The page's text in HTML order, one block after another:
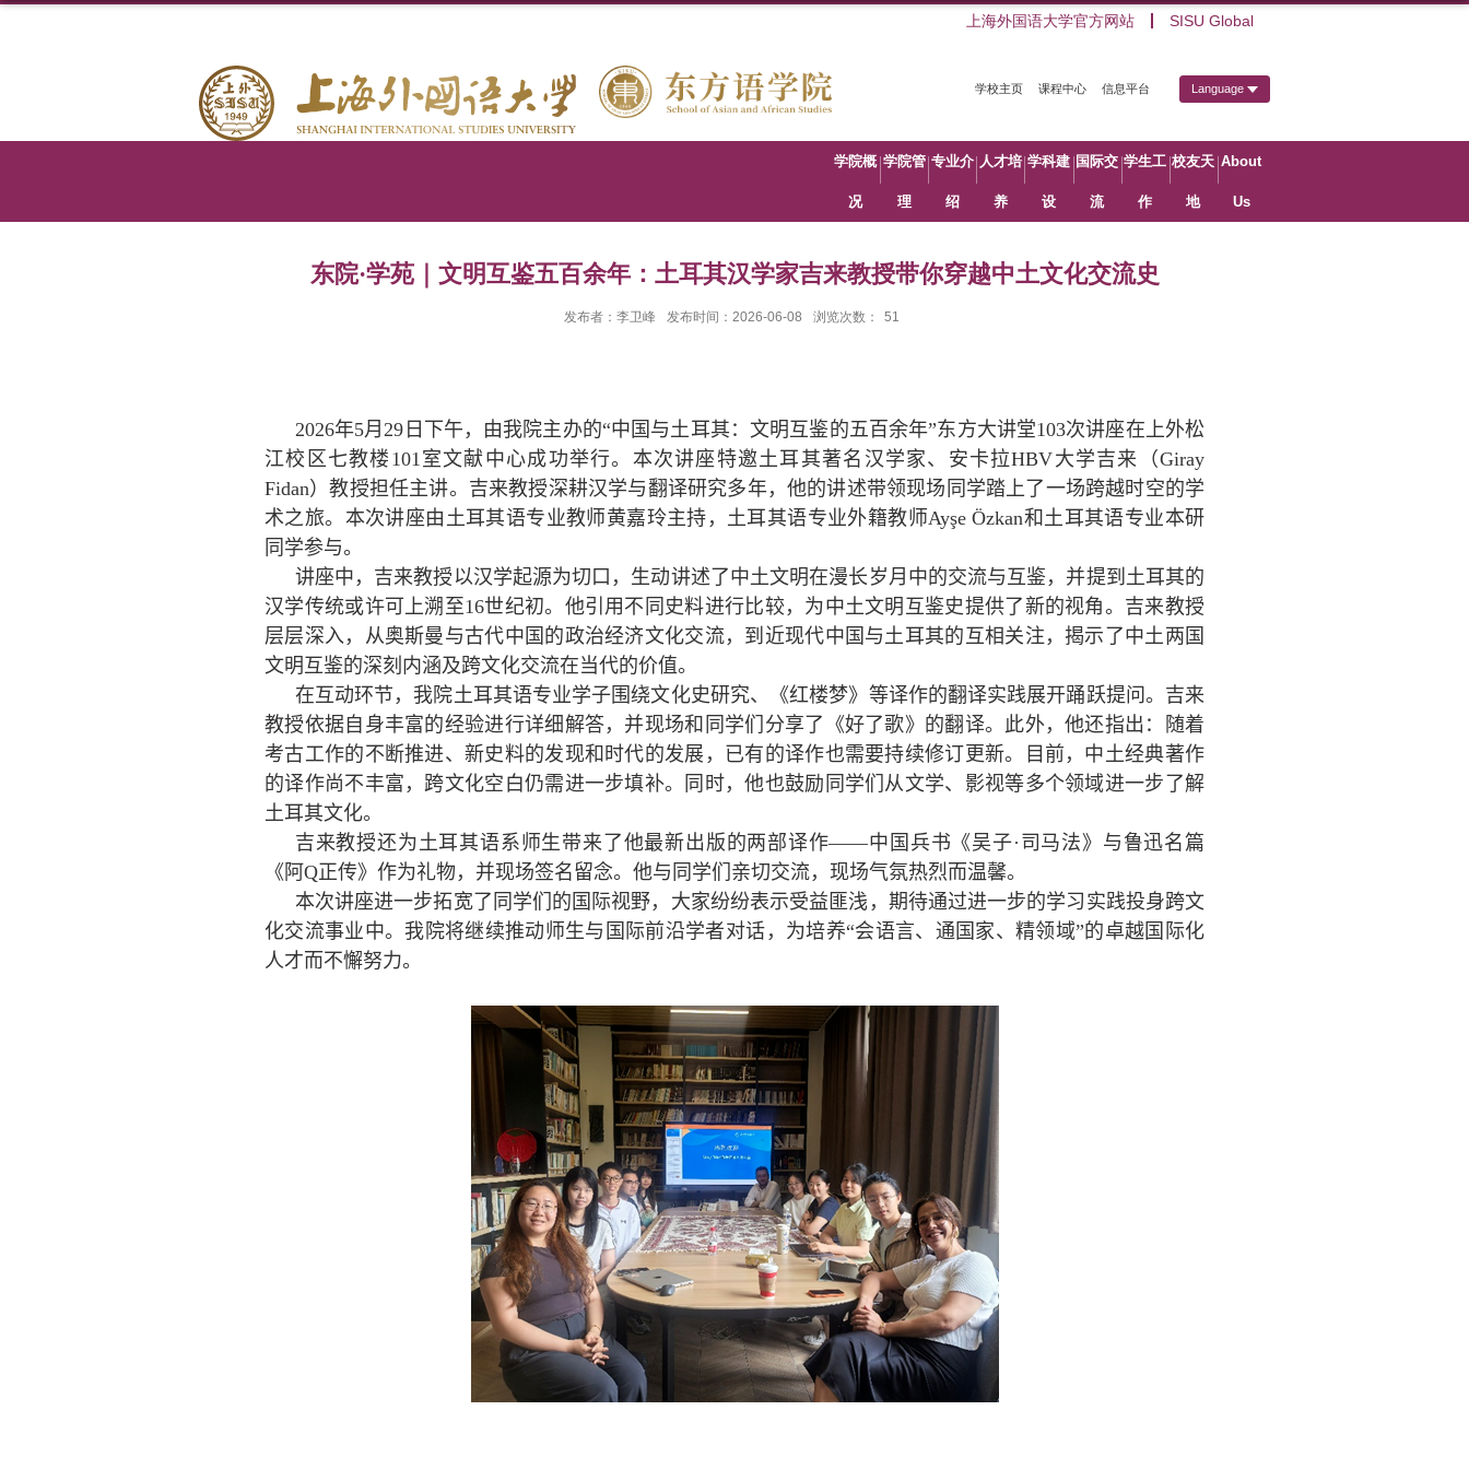
上海外国语大学官方网站 SISU Global
学校主页 课程中心 信息平台 Language
学院概
况
学院管
理
专业介
绍
人才培
养
学科建
设
国际交
流
学生工
作
校友天
地
About
Us
东院·学苑｜文明互鉴五百余年：土耳其汉学家吉来教授带你穿越中土文化交流史
发布者：李卫峰 发布时间：2026-06-08 浏览次数： 51
2026年5月29 日下午，由我院主办的“中国与土耳其：文明互鉴的五百余年”东方大讲堂103次讲座在上外松
江校区七教楼 101室文献中心成功举行。本次讲座特邀土耳其著名汉学家、安卡拉HBV大学吉来（Giray
Fidan）教授担任主讲。吉来教授深耕汉学与翻译研究多年，他的讲述带领现场同学踏上了一场跨越时空的学
术之旅。本次讲座由土耳其语专业教师黄嘉玲主持，土耳其语专业外籍教师Ayşe Özkan和土耳其语专业本研
同学参与。
讲座中，吉来教授以汉学起源为切口，生动讲述了中土文明在漫长岁月中的交流与互鉴，并提到土耳其的
汉学传统或许可上溯至16世纪初。他引用不同史料进行比较，为中土文明互鉴史提供了新的视角。吉来教授
层层深入，从奥斯曼与古代中国的政治经济文化交流，到近现代中国与土耳其的互相关注，揭示了中土两国
文明互鉴的深刻内涵及跨文化交流在当代的价值。
在互动环节，我院土耳其语专业学子围绕文化史研究、《红楼梦》等译作的翻译实践展开踊跃提问。吉来
教授依据自身丰富的经验进行详细解答，并现场和同学们分享了《好了歌》的翻译。此外，他还指出：随着
考古工作的不断推进、新史料的发现和时代的发展，已有的译作也需要持续修订更新。目前，中土经典著作
的译作尚不丰富，跨文化空白仍需进一步填补。同时，他也鼓励同学们从文学、影视等多个领域进一步了解
土耳其文化。
吉来教授还为土耳其语系师生带来了他最新出版的两部译作——中国兵书《吴子· 司马法》与鲁迅名篇
《阿 Q正传》作为礼物，并现场签名留念。他与同学们亲切交流，现场气氛热烈而温馨。
本次讲座进一步拓宽了同学们的国际视野，大家纷纷表示受益匪浅，期待通过进一步的学习实践投身跨文
化交流事业中。我院将继续推动师生与国际前沿学者对话，为培养“会语言、通国家、精领域”的卓越国际化
人才而不懈努力。